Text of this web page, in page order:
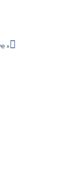
»